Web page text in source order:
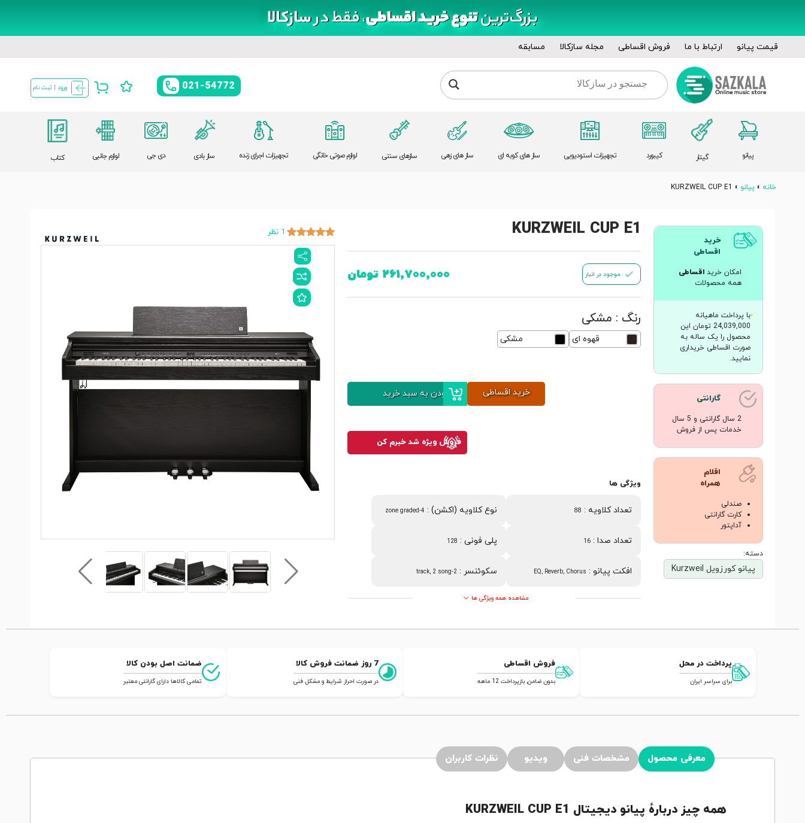
قیمت پیانو ارتباط با ما فروش اقساطی مجله سازکالا مسابقه
ورود | ثبت نام 021-54772
پیانو گیتار کیبورد تجهیزات استودیویی ساز های کوبه ای ساز های زهی سازهای سنتی لوازم صوتی خانگی تجهیزات اجرای زنده ساز بادی دی جی لوازم جانبی کتاب
خانه » پیانو »
KURZWEIL CUP E1
KURZWEIL CUP E1
۲۶۱٬۷۰۰٬۰۰۰ تومان موجود در انبار
رنگ : مشکی
قهوه ای مشکی
افزودن به سبد خرید خرید اقساطی
فروش ویژه شد خبرم کن
ویژگی ها
تعداد کلاویه :
88 نوع کلاویه (اکشن):
4-zone graded
تعداد صدا:
16 پلی فونی:
128
افکت پیانو:
EQ, Reverb, Chorus سکوئنسر :
2-track, 2 song
مشاهده همه ویژگی ها
1 نظر
خرید
اقساطی
امکان خرید اقساطی
همه محصولات
با پرداخت ماهیانه
24,039,000 تومان این
محصول را یک ساله به
صورت اقساطی خریداری
نمایید.
گارانتی
2 سال گارانتی و 5 سال
خدمات پس از فروش
اقلام
همراه
صندلی
کارت گارانتی
آداپتور
دسته:
پیانو کورزویل Kurzweil
پرداخت در محل
برای سراسر ایران
فروش اقساطی
بدون ضامن, بازپرداخت 12 ماهه
7 روز ضمانت فروش کالا
در صورت احراز شرایط و مشکل فنی
ضمانت اصل بودن کالا
تمامی کالاها دارای گارانتی معتبر
معرفی محصول مشخصات فنی ویدیو نظرات کاربران
همه چیز دربارهٔ پیانو دیجیتال KURZWEIL CUP E1